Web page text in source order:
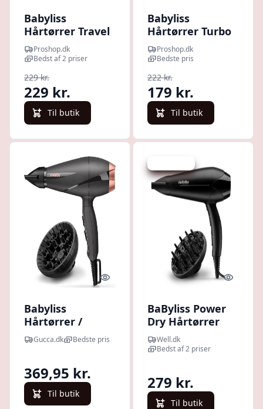
Babyliss
Hårtørrer Travel
Dry 2000 - 2000 W
Proshop.dk
Bedst af 2 priser
229 kr.
229 kr.
Til butik
Babyliss
Hårtørrer Turbo
Smooth 2200 -
2200 W
Proshop.dk
Bedste pris
222 kr.
179 kr.
Til butik
Quick look
Babyliss
Hårtørrer /
Føntørrer -
Smooth Pro -
Gucca.dk Bedste pris
369,95 kr.
Til butik
Quick
BaByliss Power
Dry Hårtørrer
2100W D563DE
Well.dk
Bedst af 2 priser
279 kr.
Til butik